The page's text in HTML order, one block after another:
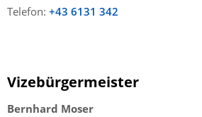
Telefon: +43 6131 342
Vizebürgermeister
Bernhard Moser